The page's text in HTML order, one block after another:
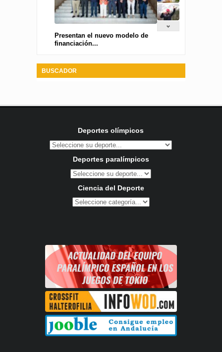
Presentan el nuevo modelo de
financiación...
BUSCADOR
Deportes olímpicos
Deportes paralímpicos
Ciencia del Deporte